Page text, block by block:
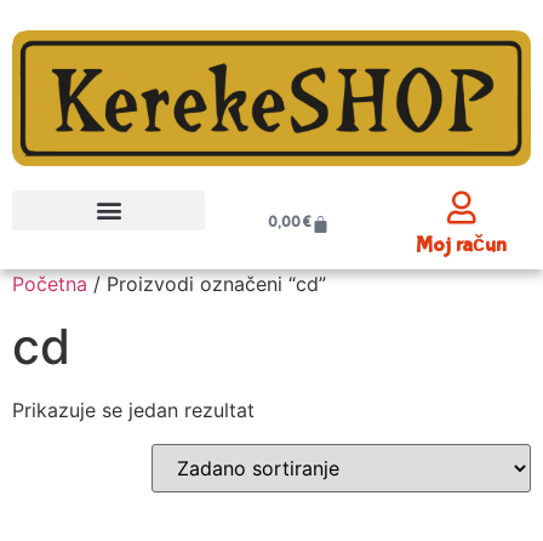
0,00€
Moj račun
Početna/ Proizvodi označeni “cd”
cd
Prikazuje se jedan rezultat